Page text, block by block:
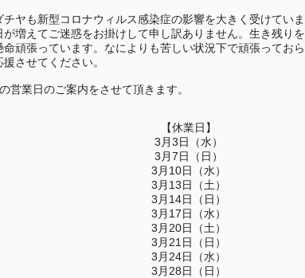
チヤも新型コロナウィルス感染症の影響を大きく受けてい
が増えてご迷惑をお掛けして申し訳ありません。生き残り
命頑張っています。なによりも苦しい状況下で頑張ってお
援させてください。
営業日のご案内をさせて頂きます。
【休業日】
3月3日（水）
3月7日（日）
3月10日（水）
3月13日（土）
3月14日（日）
3月17日（水）
3月20日（土）
3月21日（日）
3月24日（水）
3月28日（日）